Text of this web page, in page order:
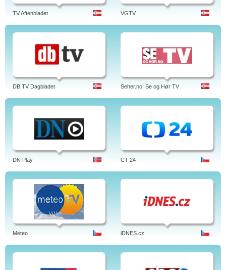
TV Aftenbladet VGTV
DB TV Dagbladet Seher.no: Se og Hør TV
DN Play CT 24
Meteo iDNES.cz